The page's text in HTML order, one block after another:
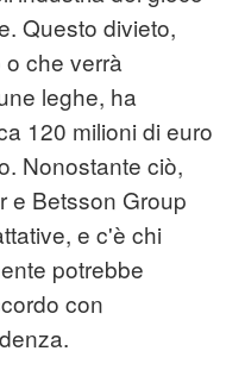
Questo divieto,
che verrà
leghe, ha
120 milioni di euro
Nonostante ciò,
e Betsson Group
e c'è chi
potrebbe
con